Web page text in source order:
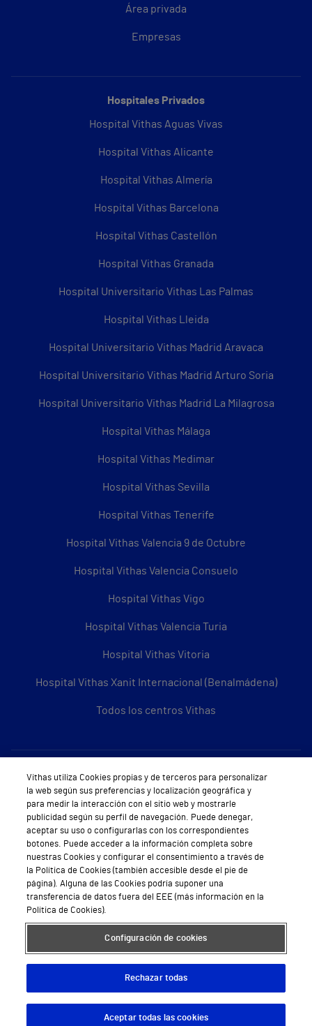
Área privada
Empresas
Hospitales Privados
Hospital Vithas Aguas Vivas
Hospital Vithas Alicante
Hospital Vithas Almería
Hospital Vithas Barcelona
Hospital Vithas Castellón
Hospital Vithas Granada
Hospital Universitario Vithas Las Palmas
Hospital Vithas Lleida
Hospital Universitario Vithas Madrid Aravaca
Hospital Universitario Vithas Madrid Arturo Soria
Hospital Universitario Vithas Madrid La Milagrosa
Hospital Vithas Málaga
Hospital Vithas Medimar
Hospital Vithas Sevilla
Hospital Vithas Tenerife
Hospital Vithas Valencia 9 de Octubre
Hospital Vithas Valencia Consuelo
Hospital Vithas Vigo
Hospital Vithas Valencia Turia
Hospital Vithas Vitoria
Hospital Vithas Xanit Internacional (Benalmádena)
Todos los centros Vithas
Sobre Vithas
Quiénes somos
Trabajar en Vithas
Teléfono Cita Médica
Teléfono Atención al Cliente
Política de seguridad y salud en el trabajo
Conoce a Supervita
Aviso Legal Política de cookies Política de privacidad Mapa web Protección de datos
Descargar App
Vithas utiliza Cookies propias y de terceros para personalizar
la web según sus preferencias y localización geográfica y
para medir la interacción con el sitio web y mostrarle
publicidad según su perfil de navegación. Puede denegar,
aceptar su uso o configurarlas con los correspondientes
botones. Puede acceder a la información completa sobre
nuestras Cookies y configurar el consentimiento a través de
la Política de Cookies (también accesible desde el pie de
página). Alguna de las Cookies podría suponer una
transferencia de datos fuera del EEE (más información en la
Política de Cookies).
Configuración de cookies
Rechazar todas
Aceptar todas las cookies